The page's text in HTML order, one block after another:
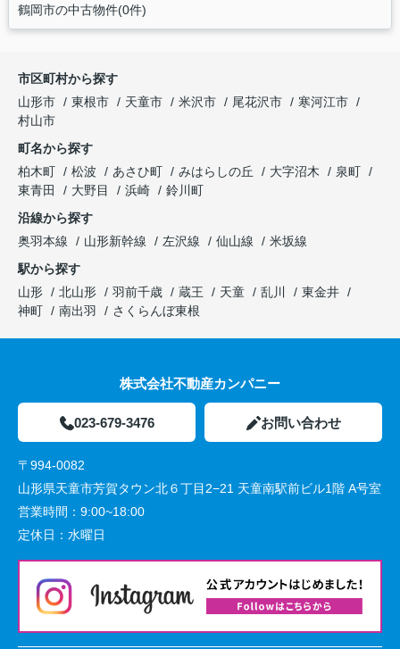
鶴岡市の中古物件(0件)
市区町村から探す
山形市
東根市 天童市 米沢市 尾花沢市
寒河江市
村山市
町名から探す
柏木町
松波 あさひ町 みはらしの丘 大字沼木
泉町
東青田
大野目 浜崎
鈴川町
沿線から探す
奥羽本線
山形新幹線 左沢線 仙山線
米坂線
駅から探す
山形
北山形 羽前千歳 蔵王 天童 乱川
東金井
神町
南出羽 さくらんぼ東根
株式会社不動産カンパニー
023-679-3476 お問い合わせ
〒994-0082
山形県天童市芳賀タウン北６丁目2−21 天童南駅前ビル1階 A号室
営業時間： 9:00~18:00
定休日： 水曜日